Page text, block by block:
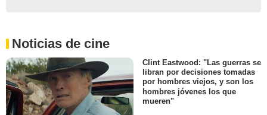
Noticias de cine
Clint Eastwood: "Las guerras se
libran por decisiones tomadas
por hombres viejos, y son los
hombres jóvenes los que
mueren"